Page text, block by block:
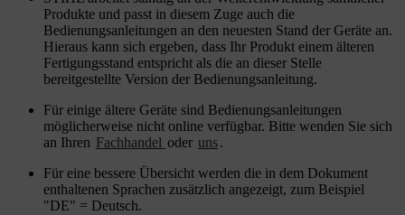
Produkte und passt in diesem Zuge auch die
Bedienungsanleitungen an den neuesten Stand der Geräte an.
Hieraus kann sich ergeben, dass Ihr Produkt einem älteren
Fertigungsstand entspricht als die an dieser Stelle
bereitgestellte Version der Bedienungsanleitung.
Für einige ältere Geräte sind Bedienungsanleitungen
möglicherweise nicht online verfügbar. Bitte wenden Sie sich
an Ihren Fachhandel oder uns.
Für eine bessere Übersicht werden die in dem Dokument
enthaltenen Sprachen zusätzlich angezeigt, zum Beispiel
"DE" = Deutsch.